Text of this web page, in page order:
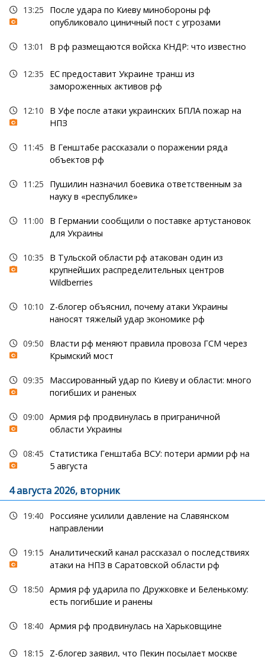
13:25
После удара по Киеву минобороны рф
опубликовало циничный пост с угрозами
13:01 В рф размещаются войска КНДР: что известно
12:35
ЕС предоставит Украине транш из
замороженных активов рф
12:10
В Уфе после атаки украинских БПЛА пожар на
НПЗ
11:45
В Генштабе рассказали о поражении ряда
объектов рф
11:25
Пушилин назначил боевика ответственным за
науку в «республике»
11:00
В Германии сообщили о поставке артустановок
для Украины
10:35
В Тульской области рф атакован один из
крупнейших распределительных центров
Wildberries
10:10
Z-блогер объяснил, почему атаки Украины
наносят тяжелый удар экономике рф
09:50
Власти рф меняют правила провоза ГСМ через
Крымский мост
09:35
Массированный удар по Киеву и области: много
погибших и раненых
09:00 Армия рф продвинулась в приграничной
области Украины
08:45 Статистика Генштаба ВСУ: потери армии рф на
5 августа
4 августа 2026, вторник
19:40
Россияне усилили давление на Славянском
направлении
19:15 Аналитический канал рассказал о последствиях
атаки на НПЗ в Саратовской области рф
18:50 Армия рф ударила по Дружковке и Беленькому:
есть погибшие и ранены
18:40 Армия рф продвинулась на Харьковщине
18:15 Z-блогер заявил, что Пекин посылает москве